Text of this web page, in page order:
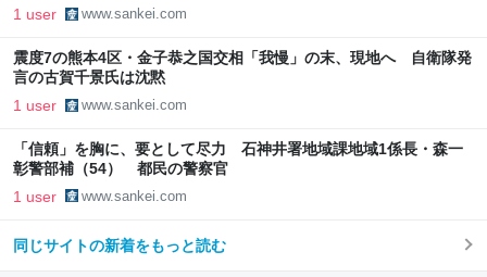
1 user www.sankei.com
震度7の熊本4区・金子恭之国交相「我慢」の末、現地へ 自衛隊発
言の古賀千景氏は沈黙
1 user www.sankei.com
「信頼」を胸に、要として尽力 石神井署地域課地域1係長・森一
彰警部補（54） 都民の警察官
1 user www.sankei.com
同じサイトの新着をもっと読む